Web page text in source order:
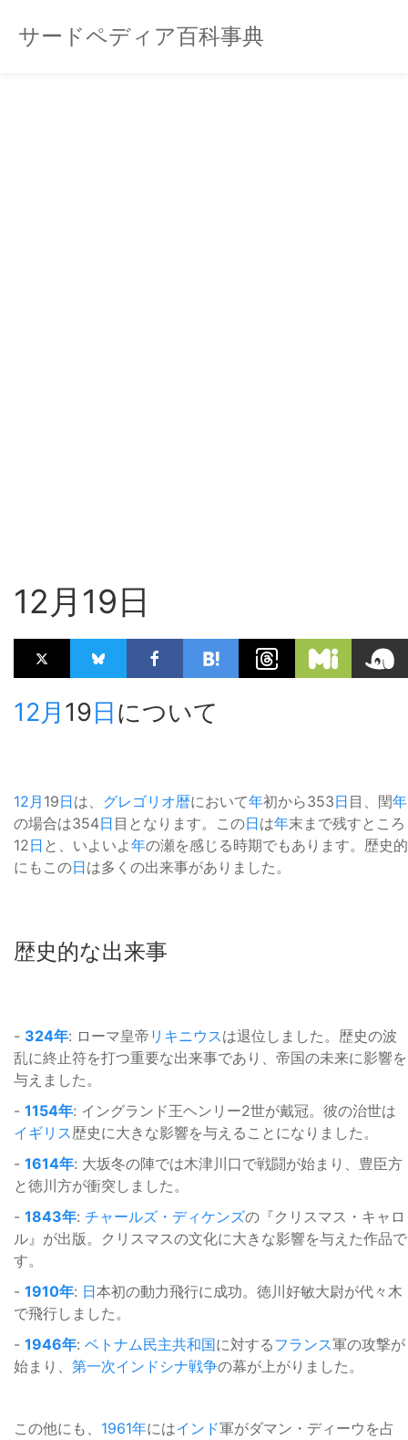
サードペディア百科事典
12月19日
12月 19日について
12月 19日は、 グレゴリオ暦において年初から353日 目、閏年
の場合は354日 目となります。この日は年末まで残すところ
12日 と、いよいよ年の瀬を感じる時期でもあります。歴史的
にもこの日は多くの出来事がありました。
歴史的な出来事
- 324年: ローマ皇帝 リキニウスは退位しました。歴史の波
乱に終止符を打つ重要な出来事であり、帝国の未来に影響を
与えました。
- 1154年: イングランド王ヘンリー2世が戴冠。彼の治世は
イギリス歴史に大きな影響を与えることになりました。
- 1614年: 大坂冬の陣では木津川口で戦闘が始まり、豊臣方
と徳川方が衝突しました。
- 1843年: チャールズ・ディケンズの『クリスマス・キャロ
ル』が出版。クリスマスの文化に大きな影響を与えた作品で
す。
- 1910年: 日本初の動力飛行に成功。徳川好敏大尉が代々木
で飛行しました。
- 1946年: ベトナム民主共和国に対するフランス軍の攻撃が
始まり、 第一次インドシナ戦争の幕が上がりました。
この他にも、 1961年にはインド軍がダマン・ディーウを占